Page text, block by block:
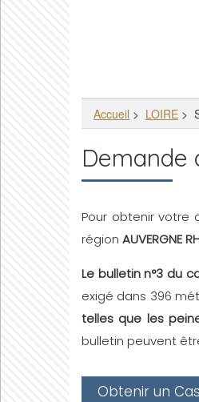
Accueil > LOIRE >
Demande
Pour obtenir votre
région AUVERGNE
Le bulletin n°3 du
exigé dans 396
telles que les
bulletin peuvent
Obtenir un